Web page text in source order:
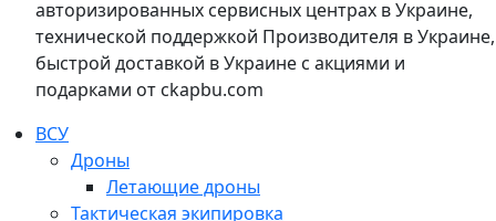
авторизированных сервисных центрах в Украине,
технической поддержкой Производителя в Украине,
быстрой доставкой в Украине с акциями и
подарками от ckapbu.com
ВСУ
Дроны
Летающие дроны
Тактическая экипировка